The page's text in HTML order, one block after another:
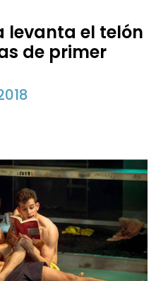
levanta el telón
de primer